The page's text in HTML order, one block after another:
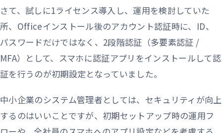
さて、試しに1ライセンス導入し、運用を検討していた
所、Officeインストール後のアカウント認証時に、ID、
パスワードだけではなく、2段階認証（多要素認証 /
MFA）として、スマホに認証アプリをインストールして認
証を行うのが初期設定となっていました。
中小企業のシステム管理者としては、セキュリティが向上
するのはいいことですが、初期セットアップ時の運用フ